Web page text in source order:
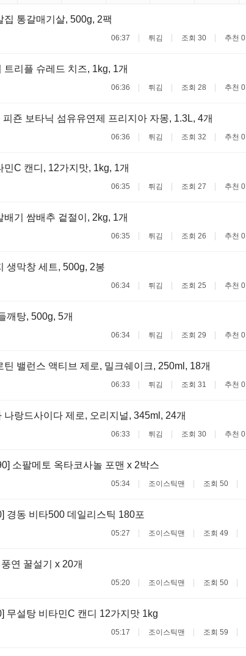
집 통갈매기살, 500g, 2팩
06:37 튀김 조회 30 추천 0
트리플 슈레드 치즈, 1kg, 1개
06:36 튀김 조회 28 추천 0
피죤 보타닉 섬유유연제 프리지아 자몽, 1.3L, 4개
06:36 튀김 조회 32 추천 0
민C 캔디, 12가지맛, 1kg, 1개
06:35 튀김 조회 27 추천 0
배기 쌈배추 겉절이, 2kg, 1개
06:35 튀김 조회 26 추천 0
생막창 세트, 500g, 2봉
06:34 튀김 조회 25 추천 0
깨탕, 500g, 5개
06:34 튀김 조회 29 추천 0
틴 밸런스 액티브 제로, 밀크쉐이크, 250ml, 18개
06:33 튀김 조회 31 추천 0
나랑드사이다 제로, 오리지널, 345ml, 24개
06:33 튀김 조회 30 추천 0
소팔메토 옥타코사놀 포맨 x 2박스
05:34 조이스틱맨 조회 50
경동 비타500 데일리스틱 180포
05:27 조이스틱맨 조회 49
연 꿀설기 x 20개
05:20 조이스틱맨 조회 50
무설탕 비타민C 캔디 12가지맛 1kg
05:17 조이스틱맨 조회 59